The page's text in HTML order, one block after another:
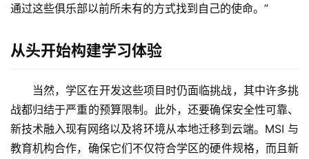
通过这些俱乐部以前所未有的方式找到自己的使命。”
从头开始构建学习体验
当然，学区在开发这些项目时仍面临挑战，其中许多挑
战都归结于严重的预算限制。此外，还要确保安全性可靠、
新技术融入现有网络以及将环境从本地迁移到云端。MSI 与
教育机构合作，确保它们不仅符合学区的硬件规格，而且新